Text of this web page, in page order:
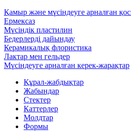
Қамыр және мүсіндеуге арналған
Ермексаз
Мүсіндік пластилин
Бедерлерді дайындау
Керамикалық флористика
Лактар мен гельдер
Мүсіндеуге арналған керек-жарақтар
Құрал-жабдықтар
Жабындар
Стектер
Каттерлер
Молдтар
Формы